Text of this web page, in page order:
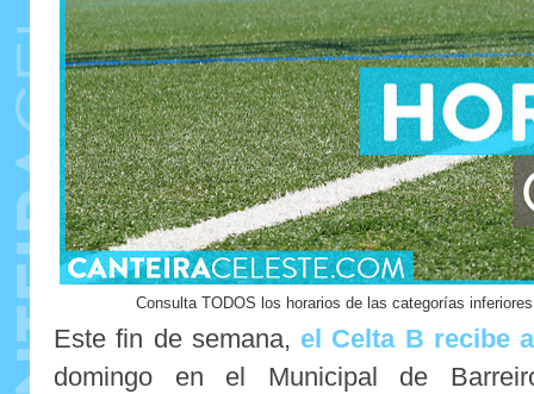
Consulta TODOS los horarios de las categorías
Este fin de semana, el Celta B recibe
domingo en el Municipal de